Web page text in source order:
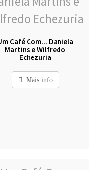
Café Com... Daniela
Martins e Wilfredo
Echezuria
Mais info